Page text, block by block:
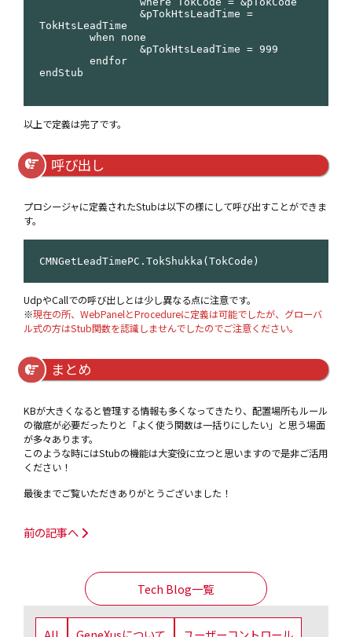
TokHtsLeadTime
endStub
以上で定義は完了です。
呼び出し
プロシージャに定義されたStubは以下の様にして呼び出すことができま
す。
CMNGetLeadTimePC.TokShukka(TokCode)
UdpやCallでの呼び出しとは少し異なる点に注意です。
※現在の所、WebPanelとProcedureに定義は可能でしたが、グローバ
ル式の方はStub関数を認識しませんでしたのでご注意ください。
まとめ
KBが大きくなると管理する情報も多くなってきたり、配置場所もルール
の徹底が必要だったりと「よく使う関数は一括りにしたい」と思う場面
が多々あります。
このような時にはStubの機能は大変役に立つと思いますので是非ご活用
ください！
最後までご覧いただきありがとうございました！
前の記事へ
Tech Blog一覧